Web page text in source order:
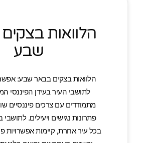
הלוואות
שבע
הלוואות בצקים בבאר שבע:
לתושבי העיר בעידן הפיננסי
מתמודדים עם צרכים פיננסיים
פתרונות נגישים ויעילים.
בכל עיר אחרת, קיימות אפשרויות